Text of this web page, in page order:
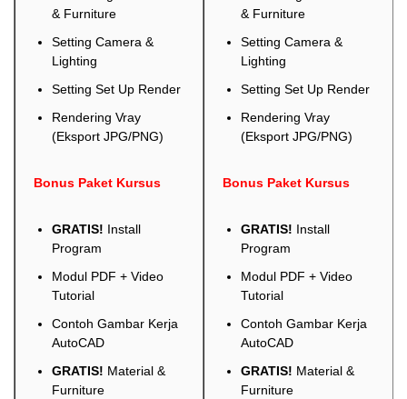
& Furniture
Setting Camera &
Lighting
Setting Set Up Render
Rendering Vray
(Eksport JPG/PNG)
Bonus Paket Kursus
GRATIS! Install
Program
Modul PDF + Video
Tutorial
Contoh Gambar Kerja
AutoCAD
GRATIS! Material &
Furniture
& Furniture
Setting Camera &
Lighting
Setting Set Up Render
Rendering Vray
(Eksport JPG/PNG)
Bonus Paket Kursus
GRATIS! Install
Program
Modul PDF + Video
Tutorial
Contoh Gambar Kerja
AutoCAD
GRATIS! Material &
Furniture